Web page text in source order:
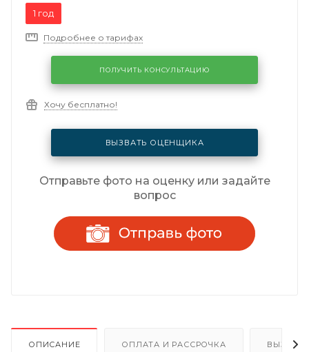
1 год
Подробнее о тарифах
ПОЛУЧИТЬ КОНСУЛЬТАЦИЮ
Хочу бесплатно!
ВЫЗВАТЬ ОЦЕНЩИКА
Отправьте фото на оценку или задайте
вопрос
ОПИСАНИЕ ОПЛАТА И РАССРОЧКА ВЫЗОВ